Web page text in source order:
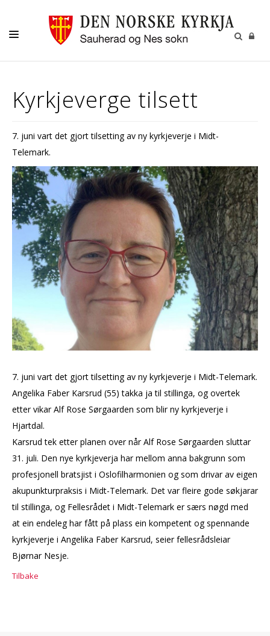
BARN OG UNGE
MISJON OG GIVERTENESTE
KULTUR
GRAVFERD
KALENDER
OM OSS
Kyrkjeverge tilsett
7. juni vart det gjort tilsetting av ny kyrkjeverje i Midt-
Telemark.
7. juni vart det gjort tilsetting av ny kyrkjeverje i Midt-Telemark.
Angelika Faber Karsrud (55) takka ja til stillinga, og overtek
etter vikar Alf Rose Sørgaarden som blir ny kyrkjeverje i
Hjartdal.
Karsrud tek etter planen over når Alf Rose Sørgaarden sluttar
31. juli. Den nye kyrkjeverja har mellom anna bakgrunn som
profesjonell bratsjist i Oslofilharmonien og som drivar av eigen
akupunkturpraksis i Midt-Telemark. Det var fleire gode søkjarar
til stillinga, og Fellesrådet i Midt-Telemark er særs nøgd med
at ein endeleg har fått på plass ein kompetent og spennande
kyrkjeverje i Angelika Faber Karsrud, seier fellesrådsleiar
Bjørnar Nesje.
Tilbake